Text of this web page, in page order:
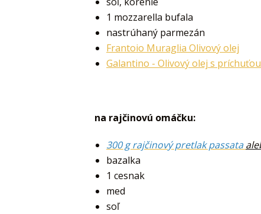
1 mozzarella bufala
nastrúhaný parmezán
Frantoio Muraglia Olivový olej
Galantino - Olivový olej s
na rajčinovú omáčku:
300 g rajčinový pretlak passata
bazalka
1 cesnak
med
soľ